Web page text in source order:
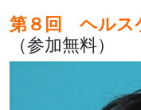
第８回 ヘルス
（参加無料）